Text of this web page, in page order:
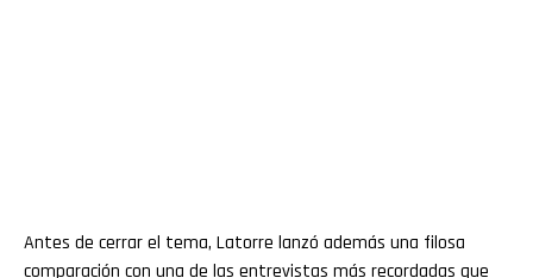
Antes de cerrar el tema, Latorre lanzó además una filosa
comparación con una de las entrevistas más recordadas que